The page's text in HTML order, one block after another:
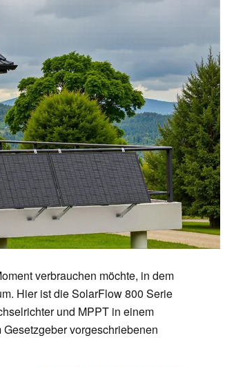
verbrauchen möchte, in dem
Hier ist die SolarFlow 800 Serie
und MPPT in einem
vorgeschriebenen